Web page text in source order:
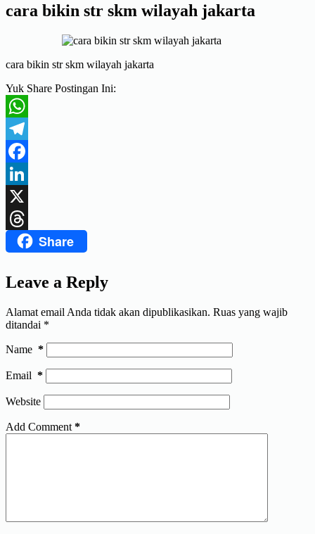
cara bikin str skm wilayah jakarta
cara bikin str skm wilayah jakarta
Yuk Share Postingan Ini:
WhatsApp
Telegram
Facebook
LinkedIn
X
ThreadsShare
Leave a Reply
Alamat email Anda tidak akan dipublikasikan. Ruas yang wajib
ditandai *
Name *
Email *
Website
Add Comment *